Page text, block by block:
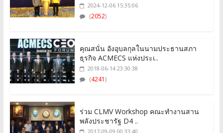
2024-12-06 15:35:06
(2052)
คุณสนั่น อังอุบลกุลในนามประธานสภา
ธุรกิจ ACMECS แห่งประเ..
2018-06-14 23:30:38
(4241)
ร่วม CLMV Workshop คณะทำงานสาน
พลังประชารัฐ D4 ..
2017-09-09 00:33:40